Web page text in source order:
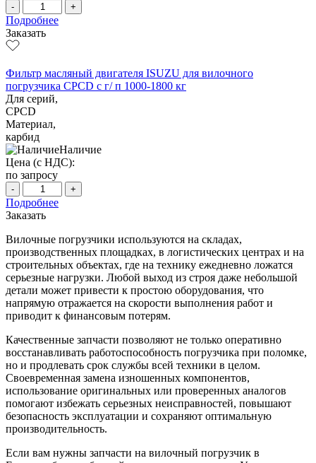
- +
Подробнее
Заказать
Фильтр масляный двигателя ISUZU для вилочного
погрузчика CPCD с г/ п 1000-1800 кг
Для серий,
CPCD
Материал,
карбид
Наличие
Цена (с НДС):
по запросу
- +
Подробнее
Заказать
Вилочные погрузчики используются на складах,
производственных площадках, в логистических центрах и на
строительных объектах, где на технику ежедневно ложатся
серьезные нагрузки. Любой выход из строя даже небольшой
детали может привести к простою оборудования, что
напрямую отражается на скорости выполнения работ и
приводит к финансовым потерям.
Качественные запчасти позволяют не только оперативно
восстанавливать работоспособность погрузчика при поломке,
но и продлевать срок службы всей техники в целом.
Своевременная замена изношенных компонентов,
использование оригинальных или проверенных аналогов
помогают избежать серьезных неисправностей, повышают
безопасность эксплуатации и сохраняют оптимальную
производительность.
Если вам нужны запчасти на вилочный погрузчик в